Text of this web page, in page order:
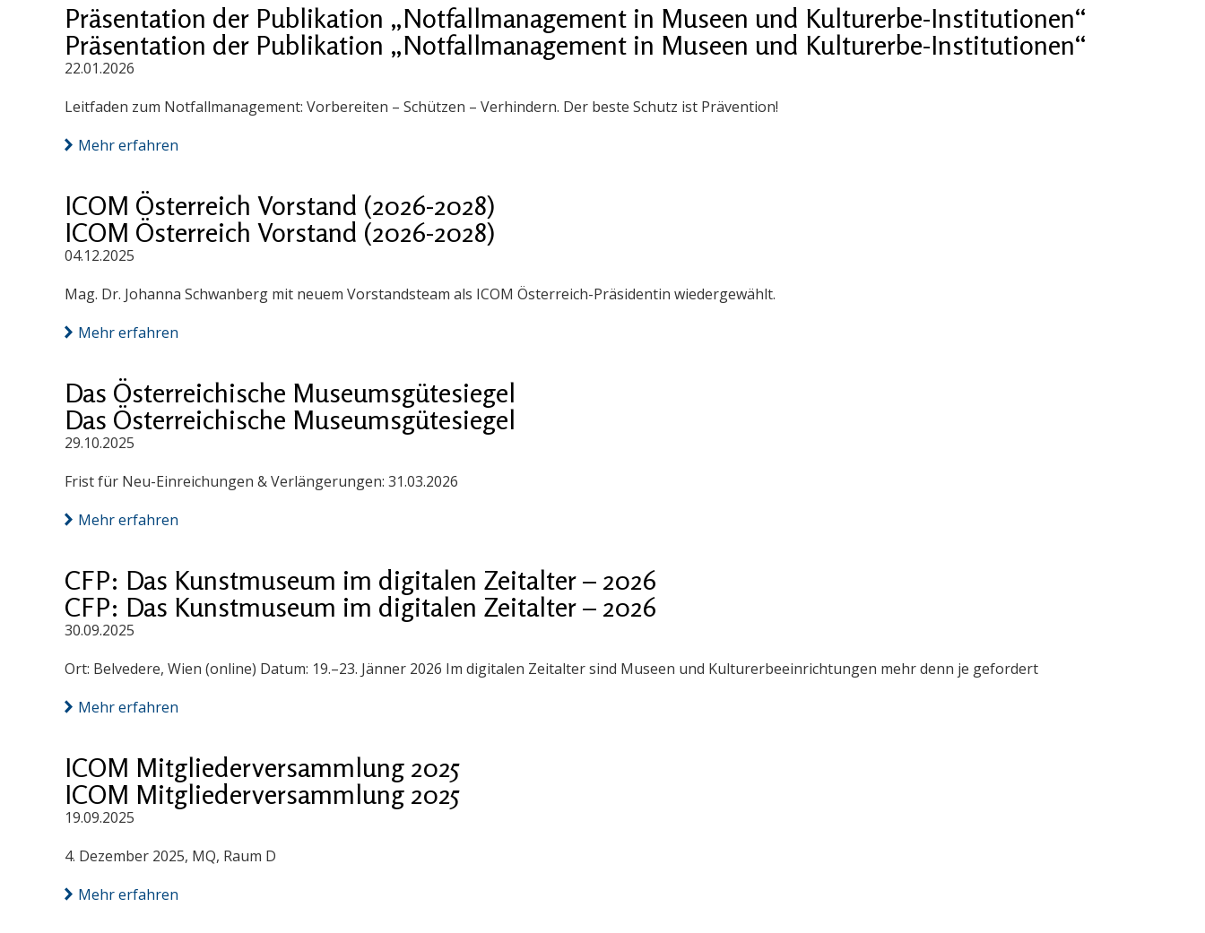
Präsentation der Publikation „Notfallmanagement in Museen und Kulturerbe-Institutionen“
Präsentation der Publikation „Notfallmanagement in Museen und Kulturerbe-Institutionen“
22.01.2026
Leitfaden zum Notfallmanagement: Vorbereiten – Schützen – Verhindern. Der beste Schutz ist Prävention!
Mehr erfahren
ICOM Österreich Vorstand (2026-2028)
ICOM Österreich Vorstand (2026-2028)
04.12.2025
Mag. Dr. Johanna Schwanberg mit neuem Vorstandsteam als ICOM Österreich-Präsidentin wiedergewählt.
Mehr erfahren
Das Österreichische Museumsgütesiegel
Das Österreichische Museumsgütesiegel
29.10.2025
Frist für Neu-Einreichungen & Verlängerungen: 31.03.2026
Mehr erfahren
CFP: Das Kunstmuseum im digitalen Zeitalter – 2026
CFP: Das Kunstmuseum im digitalen Zeitalter – 2026
30.09.2025
Ort: Belvedere, Wien (online) Datum: 19.–23. Jänner 2026 Im digitalen Zeitalter sind Museen und Kulturerbeeinrichtungen mehr denn je gefordert
Mehr erfahren
ICOM Mitgliederversammlung 2025
ICOM Mitgliederversammlung 2025
19.09.2025
4. Dezember 2025, MQ, Raum D
Mehr erfahren